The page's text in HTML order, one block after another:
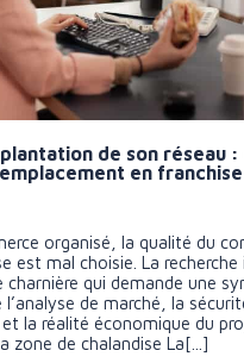
de son réseau
en franchise
organisé, la qualité du
est mal choisie. La
charnière qui demande une
de marché, la
la réalité économique du
zone de chalandise La[...]